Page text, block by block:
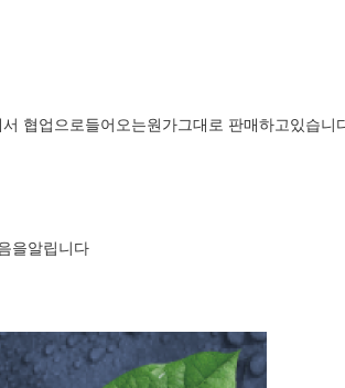
협업으로들어오는원가그대로 판매하고있습니
을알립니다